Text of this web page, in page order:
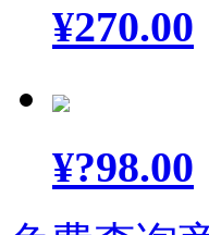
¥270.00
¥?98.00